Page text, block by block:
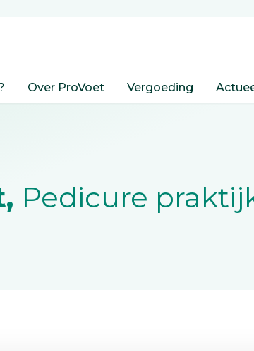
Over ProVoet Vergoeding
Pedicure